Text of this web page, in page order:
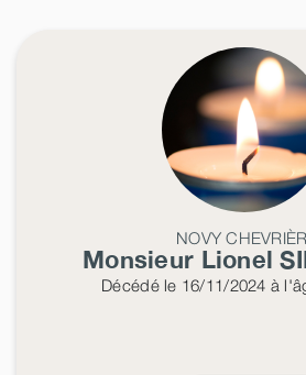
NOVY
Monsieur Lionel
Décédéle 16/11/2024 à